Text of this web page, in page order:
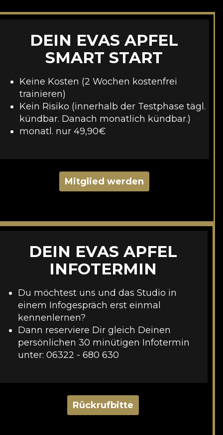
DEIN EVAS APFEL
SMART START
Keine Kosten (2 Wochen kostenfrei
trainieren)
Kein Risiko (innerhalb der Testphase tägl.
kündbar. Danach monatlich kündbar.)
monatl. nur 49,90€
Mitglied werden
DEIN EVAS APFEL
INFOTERMIN
Du möchtest uns und das Studio in
einem Infogespräch erst einmal
kennenlernen?
Dann reserviere Dir gleich Deinen
persönlichen 30 minütigen Infotermin
unter:06322 - 680 630
Rückrufbitte